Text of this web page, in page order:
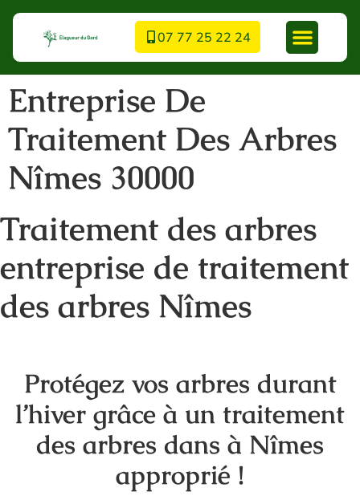
07 77 25 22 24
Entreprise De
Traitement Des Arbres
Nîmes 30000
Traitement des arbres
entreprise de traitement
des arbres Nîmes
Protégez vos arbres durant
l’hiver grâce à un traitement
des arbres dans à Nîmes
approprié !